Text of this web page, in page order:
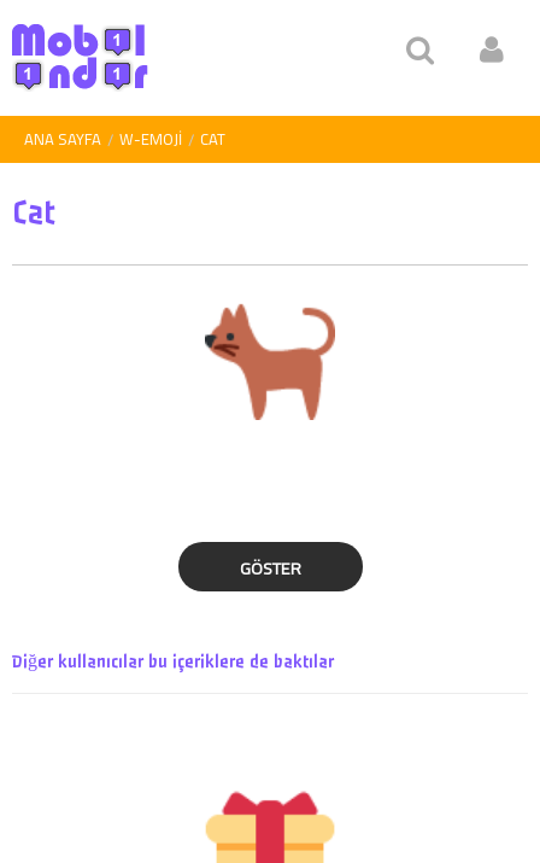
ANA SAYFA W-EMOJI CAT
Cat
GÖSTER
Diğer kullanıcılar bu içeriklere de baktılar